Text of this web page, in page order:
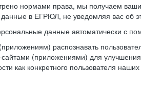
нормами права, мы получаем
в ЕГРЮЛ, не уведомляя вас об
данные автоматически с
распознавать
сайтами (приложениями) для
как конкретного пользователя